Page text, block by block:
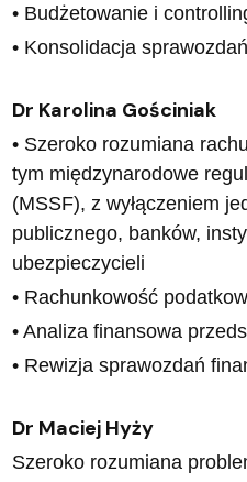
• Budżetowanie i
• Konsolidacja
Dr Karolina Gościniak
• Szeroko rozumiana
tym międzynarodowe
(MSSF), z wyłączeniem
publicznego, banków,
ubezpieczycieli
• Rachunkowość
• Analiza finansowa
• Rewizja sprawozdań
Dr Maciej Hyży
Szeroko rozumiana